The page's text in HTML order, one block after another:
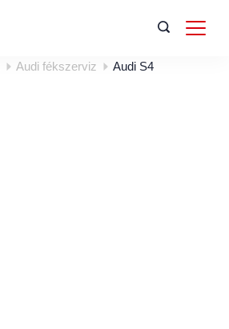
Audi fékszerviz
Audi S4